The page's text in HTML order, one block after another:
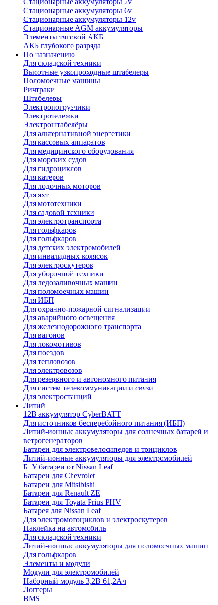
Стационарные аккумуляторы 2v
Стационарные аккумуляторы 6v
Стационарные аккумуляторы 12v
Стационарные AGM аккумуляторы
Элементы тяговой АКБ
АКБ глубокого разряда
По назначению
Для складской техники
Высотные узкопроходные штабелеры
Поломоечные машины
Ричтраки
Штабелеры
Электропогрузчики
Электротележки
Электроштабелёры
Для альтернативной энергетики
Для кассовых аппаратов
Для медицинского оборудования
Для морских судов
Для гидроциклов
Для катеров
Для лодочных моторов
Для яхт
Для мототехники
Для садовой техники
Для электротранспорта
Для гольфкаров
Для гольфкаров
Для детских электромобилей
Для инвалидных колясок
Для электроскутеров
Для уборочной техники
Для ледозаливочных машин
Для поломоечных машин
Для ИБП
Для охранно-пожарной сигнализации
Для аварийного освещения
Для железнодорожного транспорта
Для вагонов
Для локомотивов
Для поездов
Для тепловозов
Для электровозов
Для резервного и автономного питания
Для систем телекоммуникации и связи
Для электростанций
Литий
12В аккумулятор CyberBATT
Для источников бесперебойного питания (ИБП)
Литий-ионные аккумуляторы для солнечных батарей и
ветрогенераторов
Батареи для электровелосипедов и трициклов
Литий-ионные аккумуляторы для электромобилей
Б_У батареи от Nissan Leaf
Батареи для Chevrolet
Батареи для Mitsibishi
Батареи для Renault ZE
Батареи для Toyata Prius PHV
Батарея для Nissan Leaf
Для электромотоциклов и электроскутеров
Наклейка на автомобиль
Для складской техники
Литий-ионные аккумуляторы для поломоечных машин
Для гольфкаров
Элементы и модули
Модули для электромобилей
Наборный модуль 3,2В 61,2Ач
Логгеры
BMS